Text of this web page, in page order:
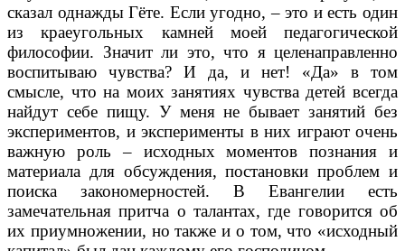
сказал однажды Гёте. Если угодно, – это и есть один
из краеугольных камней моей педагогической
философии. Значит ли это, что я целенаправленно
воспитываю чувства? И да, и нет! «Да» в том
смысле, что на моих занятиях чувства детей всегда
найдут себе пищу. У меня не бывает занятий без
экспериментов, и эксперименты в них играют очень
важную роль – исходных моментов познания и
материала для обсуждения, постановки проблем и
поиска закономерностей. В Евангелии есть
замечательная притча о талантах, где говорится об
их приумножении, но также и о том, что «исходный